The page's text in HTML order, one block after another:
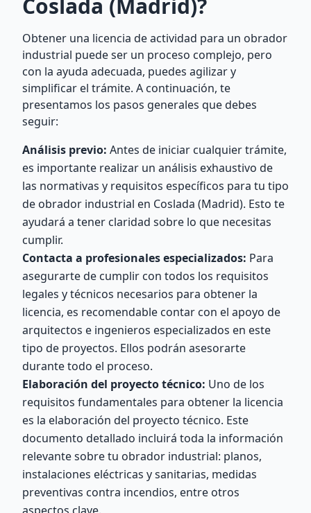
Coslada (Madrid)?
Obtener una licencia de actividad para un obrador
industrial puede ser un proceso complejo, pero
con la ayuda adecuada, puedes agilizar y
simplificar el trámite. A continuación, te
presentamos los pasos generales que debes
seguir:
Análisis previo: Antes de iniciar cualquier trámite,
es importante realizar un análisis exhaustivo de
las normativas y requisitos específicos para tu tipo
de obrador industrial en Coslada (Madrid). Esto te
ayudará a tener claridad sobre lo que necesitas
cumplir.
Contacta a profesionales especializados: Para
asegurarte de cumplir con todos los requisitos
legales y técnicos necesarios para obtener la
licencia, es recomendable contar con el apoyo de
arquitectos e ingenieros especializados en este
tipo de proyectos. Ellos podrán asesorarte
durante todo el proceso.
Elaboración del proyecto técnico: Uno de los
requisitos fundamentales para obtener la licencia
es la elaboración del proyecto técnico. Este
documento detallado incluirá toda la información
relevante sobre tu obrador industrial: planos,
instalaciones eléctricas y sanitarias, medidas
preventivas contra incendios, entre otros